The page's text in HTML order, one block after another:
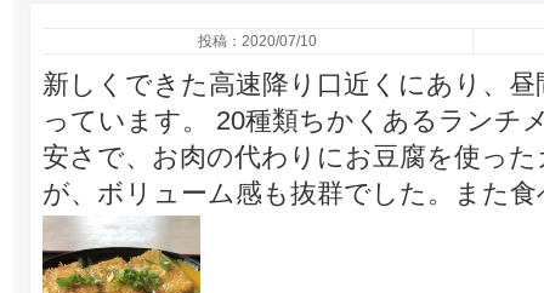
投稿：2020/07/10
新しくできた高速降り口近くにあり、
っています。 20種類ちかくあるランチ
安さで、お肉の代わりにお豆腐を使っ
が、ボリューム感も抜群でした。また